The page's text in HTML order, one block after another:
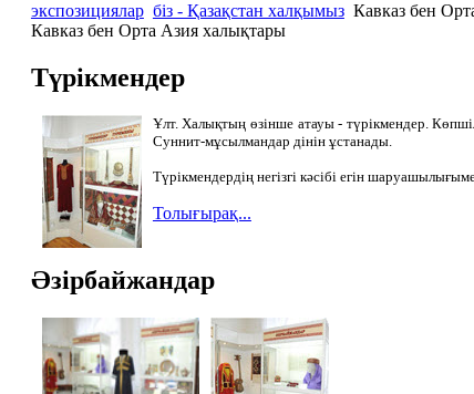
экспозициялар біз - Қазақстан халқымыз Кавказ бен
Кавказ бен Орта Азия халықтары
Түрікмендер
Ұлт. Халықтың өзінше атауы - түрікмендер.
Суннит-мұсылмандар дінін ұстанады.
Түрікмендердің негізгі кәсібі егін
Толығырақ...
Әзірбайжандар